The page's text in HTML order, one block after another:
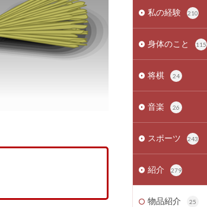
私の経験 210
身体のこと 115
将棋 24
音楽 26
スポーツ 243
紹介 279
物品紹介 25